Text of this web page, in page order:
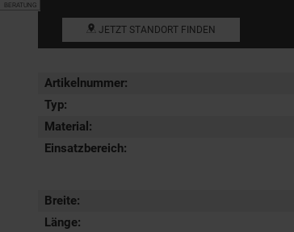
JETZT STANDORT FINDEN
Artikelnummer:
Typ:
Material:
Einsatzbereich:
Breite:
Länge:
BERATUNG